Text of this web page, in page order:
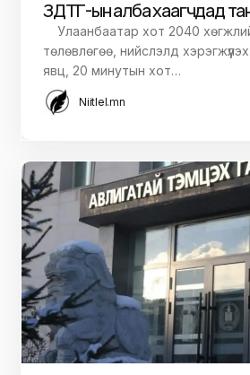
ЗДТГ-ын алба хаагчдад
Улаанбаатар хот 2040
төлөвлөгөө, нийслэлд
явц, 20 минутын хот…
Niitlel.mn